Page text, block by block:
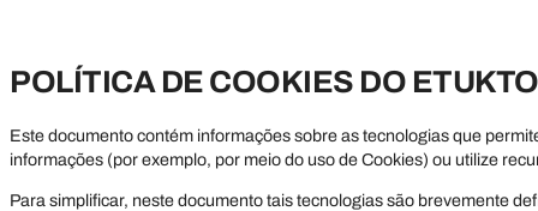
POLÍTICA DE COOKIES DO
Este documento contém informações sobre as tecnologias que
informações (por exemplo, por meio do uso de Cookies) ou utilize
Para simplificar, neste documento tais tecnologias são brevemente